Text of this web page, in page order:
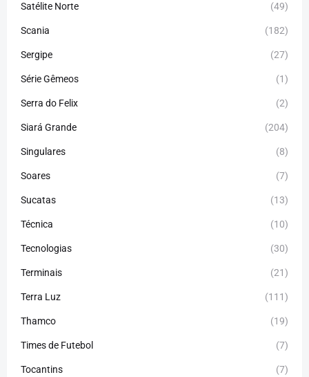
Satélite Norte (49)
Scania (182)
Sergipe (27)
Série Gêmeos (1)
Serra do Felix (2)
Siará Grande (204)
Singulares (8)
Soares (7)
Sucatas (13)
Técnica (10)
Tecnologias (30)
Terminais (21)
Terra Luz (111)
Thamco (19)
Times de Futebol (7)
Tocantins (7)